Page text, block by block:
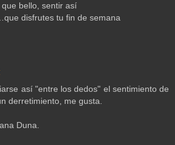
bello, sentir así
disfrutes tu fin de semana
así "entre los dedos" el sentimiento de
derretimiento, me gusta.
Duna.